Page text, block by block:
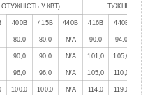
ОТУЖНІСТЬ У КВТ) ТУЖНІСТЬ У
400В 415В 440В 416В 440В 460В
80,0 80,0 N/A 90,0 94,0 94,0
90,0 90,0 N/A 101,0 105,0 105,0
96,0 96,0 N/A 105,0 110,0 110,0
100,0 100,0 N/A 114,0 119,0 119,0